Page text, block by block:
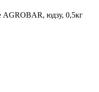
юдзу, 0,5кг